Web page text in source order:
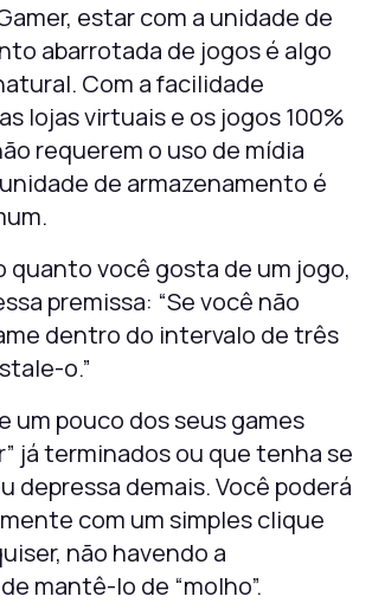
estar com a unidade de
abarrotada de jogos é algo
Com a facilidade
lojas virtuais e os jogos 100%
requerem o uso de mídia
de armazenamento é
quanto você gosta de um jogo,
premissa: “Se você não
dentro do intervalo de três
o.”
um pouco dos seus games
já terminados ou que tenha se
depressa demais. Você poderá
com um simples clique
não havendo a
mantê-lo de “molho”.